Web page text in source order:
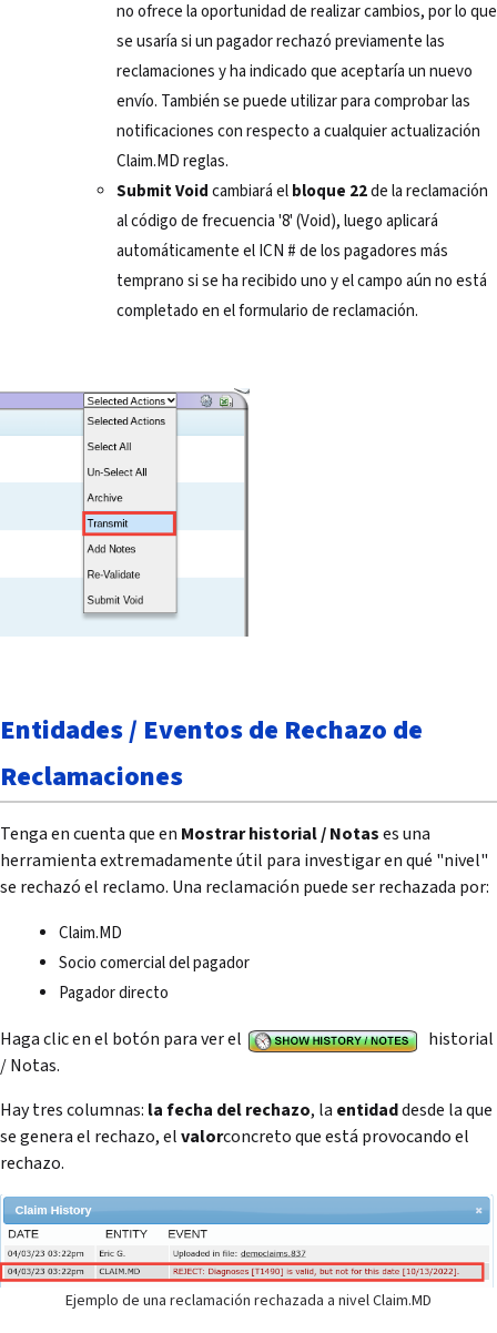
no ofrece la oportunidad de realizar cambios, por lo que
se usaría si un pagador rechazó previamente las
reclamaciones y ha indicado que aceptaría un nuevo
envío. También se puede utilizar para comprobar las
notificaciones con respecto a cualquier actualización
Claim.MD reglas.
Submit Voidcambiará elbloque 22de la reclamación
al código de frecuencia '8' (Void), luego aplicará
automáticamente el ICN # de los pagadores más
temprano si se ha recibido uno y el campo aún no está
completado en el formulario de reclamación.
Entidades / Eventos de Rechazo de
Reclamaciones
Tenga en cuenta que en Mostrar historial / Notases una
herramienta extremadamente útil para investigar en qué "nivel"
se rechazó el reclamo. Una reclamación puede ser rechazada por:
Claim.MD
Socio comercial del pagador
Pagador directo
Haga clic en el botón para ver el
historial
/ Notas.
Hay tres columnas: la fecha del rechazo, la entidaddesde la que
se genera el rechazo, elvalorconcreto que está provocando el
rechazo.
Ejemplo de una reclamación rechazada a nivel Claim.MD